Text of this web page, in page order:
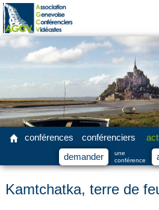
conférences conférenciers
demander
une
conférence
Kamtchatka, terre de